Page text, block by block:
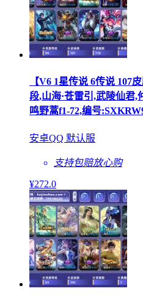
【V6 1星传说 6传说 107
段,山海·苍雷引,武陵仙君
鸣野蒿f1-72,编号
安卓QQ 默认服
支持包赔放心购
¥272.0